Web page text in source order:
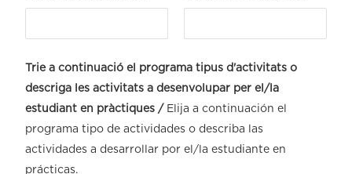
Trie a continuació el programa tipus d'activitats o
descriga les activitats a desenvolupar per el/la
estudiant en pràctiques / Elija a continuación el
programa tipo de actividades o describa las
actividades a desarrollar por el/la estudiante en
prácticas.